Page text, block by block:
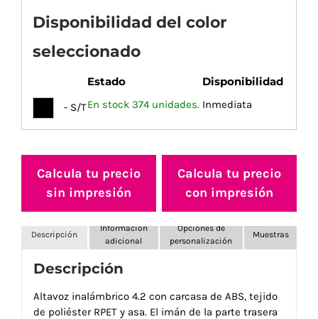
Disponibilidad del color
seleccionado
Estado Disponibilidad
- S/TEn stock 374 unidades. Inmediata
Calcula tu precio
sin impresión
Calcula tu precio
con impresión
Descripción
Información
adicional
Opciones de
personalización
Muestras
Descripción
Altavoz inalámbrico 4.2 con carcasa de ABS, tejido
de poliéster RPET y asa. El imán de la parte trasera